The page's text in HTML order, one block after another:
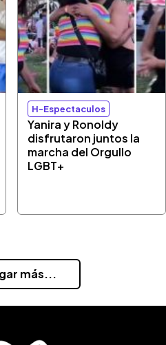
H-Espectaculos
Yanira y Ronoldy
disfrutaron juntos la
marcha del Orgullo
LGBT+
más...